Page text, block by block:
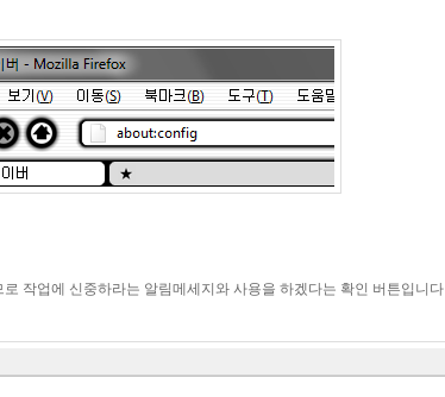
작업에 신중하라는 알림메세지와 사용을 하겠다는 확인 버튼입니다